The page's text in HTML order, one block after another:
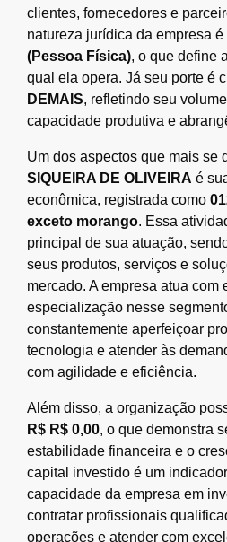
clientes, fornecedores e
natureza jurídica da empresa é
(Pessoa Física), o que define
qual ela opera. Já seu porte é
DEMAIS, refletindo seu
capacidade produtiva e
Um dos aspectos que mais se
SIQUEIRA DE OLIVEIRA é
econômica, registrada como
exceto morango. Essa
principal de sua atuação,
seus produtos, serviços e
mercado. A empresa atua com
especialização nesse
constantemente aperfeiçoar
tecnologia e atender às
com agilidade e eficiência.
Além disso, a organização
R$ R$ 0,00, o que demonstra
estabilidade financeira e o
capital investido é um
capacidade da empresa em
contratar profissionais
operações e atender com